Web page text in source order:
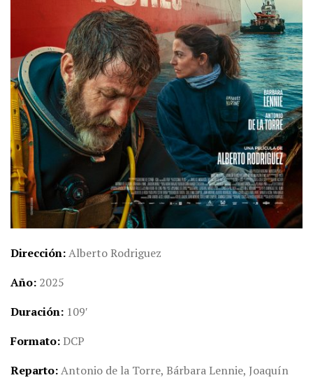
Dirección Alberto Rodriguez
Año 2025
Duración 109′
Formato DCP
Reparto Antonio de la Torre, Bárbara Lennie, Joaquín